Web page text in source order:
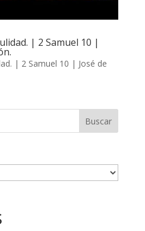
| 2 Samuel 10 |
| 2 Samuel 10 | José de